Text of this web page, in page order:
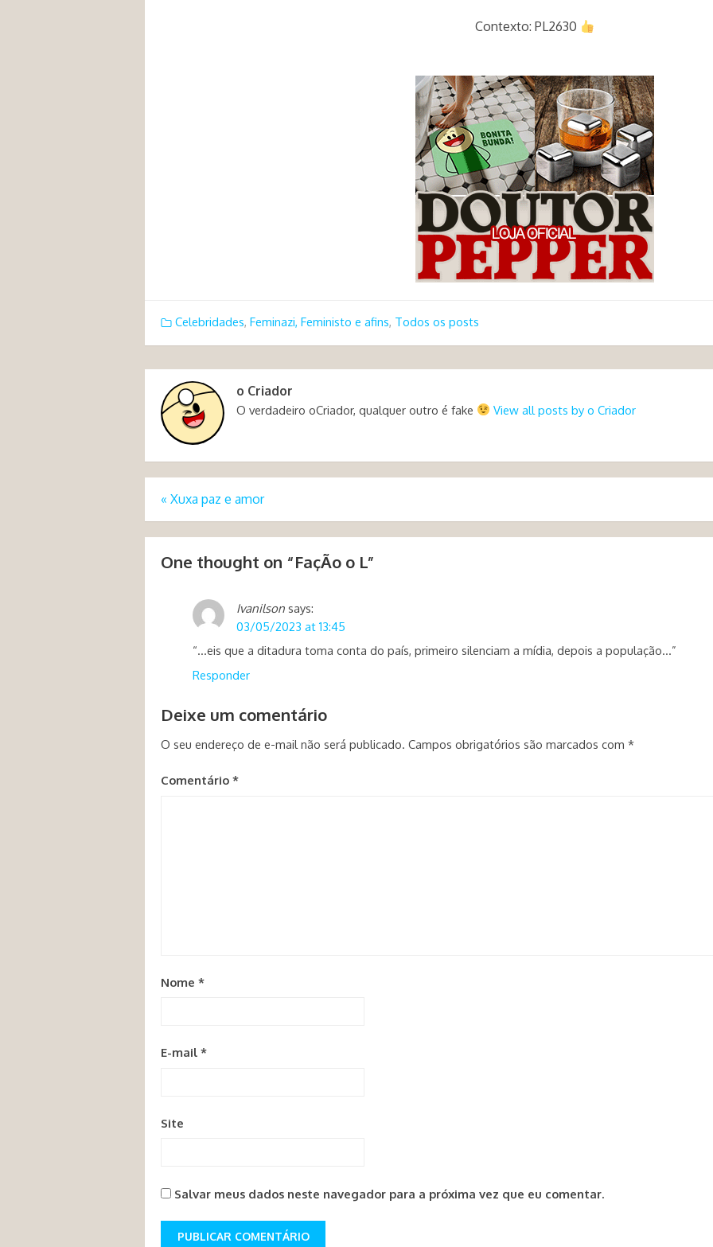
Contexto: PL2630
Celebridades, Feminazi, Feministo e afins, Todos os posts
o Criador
O verdadeiro oCriador, qualquer outro é fake View all posts by o Criador
« Xuxa paz e amor
One thought on “FaçÃo o L”
Ivanilson says:
03/05/2023 at 13:45
“…eis que a ditadura toma conta do país, primeiro silenciam a mídia, depois a população…”
Responder
Deixe um comentário
O seu endereço de e-mail não será publicado. Campos obrigatórios são marcados com *
Comentário *
Nome *
E-mail *
Site
Salvar meus dados neste navegador para a próxima vez que eu comentar.